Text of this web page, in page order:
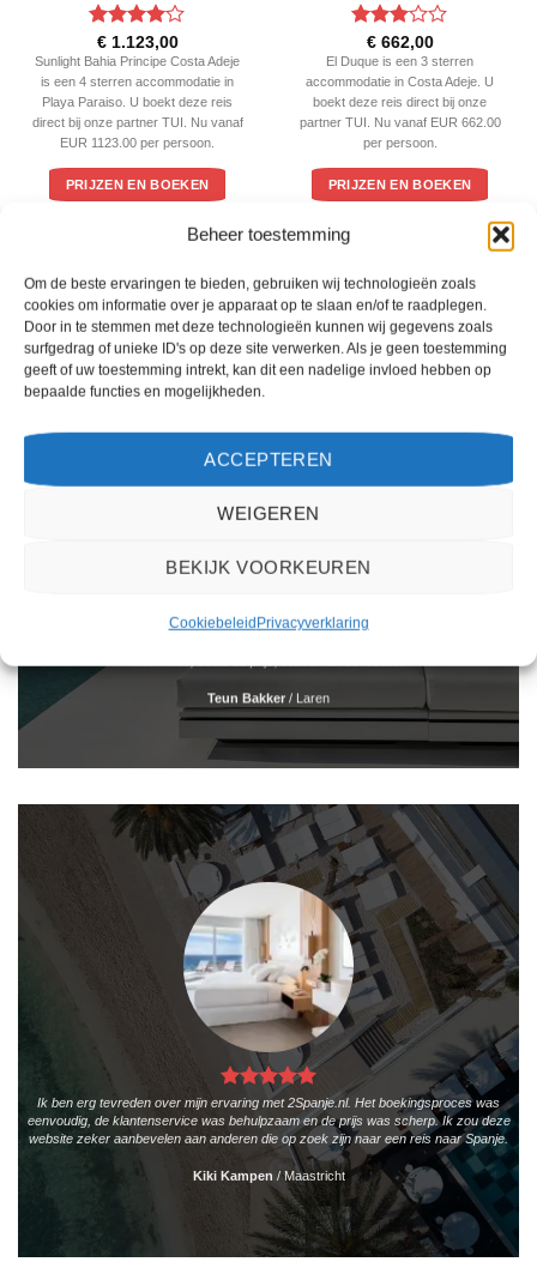
Beheer toestemming
Om de beste ervaringen te bieden, gebruiken wij technologieën zoals
cookies om informatie over je apparaat op te slaan en/of te raadplegen.
Door in te stemmen met deze technologieën kunnen wij gegevens zoals
surfgedrag of unieke ID's op deze site verwerken. Als je geen toestemming
geeft of uw toestemming intrekt, kan dit een nadelige invloed hebben op
bepaalde functies en mogelijkheden.
ACCEPTEREN
WEIGEREN
BEKIJK VOORKEUREN
CookiebeleidPrivacyverklaring
Gewaardeerd
4uit 5
€1.123,00
Sunlight Bahia Principe Costa Adeje
is een 4 sterren accommodatie in
Playa Paraiso. U boekt deze reis
direct bij onze partner TUI. Nu vanaf
EUR 1123.00 per persoon.
PRIJZEN EN BOEKEN
Gewaardeerd
3uit 5
€662,00
El Duque is een 3 sterren
accommodatie in Costa Adeje. U
boekt deze reis direct bij onze
partner TUI. Nu vanaf EUR 662.00
per persoon.
PRIJZEN EN BOEKEN
gebruiksvriendelijk en biedt een breed scala aan filters om je te helpen de perfecte
Teun Bakker / Laren
Ik ben erg tevreden over mijn ervaring met 2Spanje.nl. Het boekingsproces was
eenvoudig, de klantenservice was behulpzaam en de prijs was scherp. Ik zou deze
website zeker aanbevelen aan anderen die op zoek zijn naar een reis naar Spanje.
Kiki Kampen /Maastricht